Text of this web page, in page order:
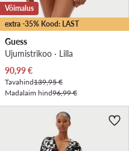
extra -35% Kood: LAST
Võimalus
Guess
Ujumistrikoo · Lilla
Praegune hind
90,99€
Tavahind139,95 €
Madalaim hind96,99 €